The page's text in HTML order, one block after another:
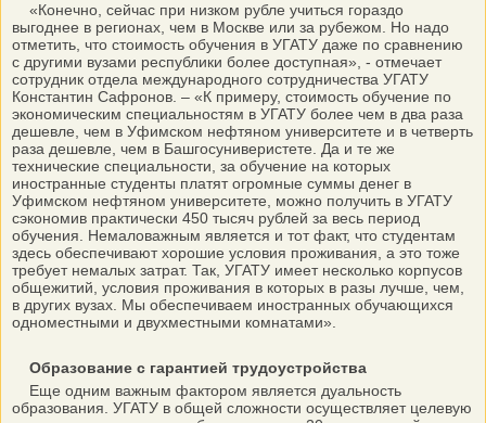
«Конечно, сейчас при низком рубле учиться гораздо
выгоднее в регионах, чем в Москве или за рубежом. Но надо
отметить, что стоимость обучения в УГАТУ даже по сравнению
с другими вузами республики более доступная», - отмечает
сотрудник отдела международного сотрудничества УГАТУ
Константин Сафронов. – «К примеру, стоимость обучение по
экономическим специальностям в УГАТУ более чем в два раза
дешевле, чем в Уфимском нефтяном университете и в четверть
раза дешевле, чем в Башгосуниверистете. Да и те же
технические специальности, за обучение на которых
иностранные студенты платят огромные суммы денег в
Уфимском нефтяном университете, можно получить в УГАТУ
сэкономив практически 450 тысяч рублей за весь период
обучения. Немаловажным является и тот факт, что студентам
здесь обеспечивают хорошие условия проживания, а это тоже
требует немалых затрат. Так, УГАТУ имеет несколько корпусов
общежитий, условия проживания в которых в разы лучше, чем,
в других вузах. Мы обеспечиваем иностранных обучающихся
одноместными и двухместными комнатами».
Образование с гарантией трудоустройства
Еще одним важным фактором является дуальность
образования. УГАТУ в общей сложности осуществляет целевую